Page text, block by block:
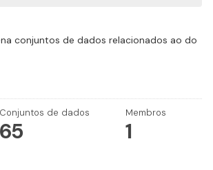
conjuntos de dados relacionados ao do
Conjuntos de dados
65
Membros
1